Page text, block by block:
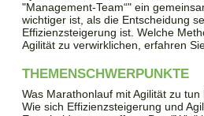
"Management-Team“" ein
wichtiger ist, als die Entscheidung
Effizienzsteigerung ist. Welche
Agilität zu verwirklichen, erfahren
THEMENSCHWERPUNKTE
Was Marathonlauf mit Agilität zu tun
Wie sich Effizienzsteigerung und